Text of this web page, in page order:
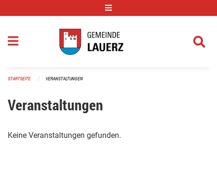
STARTSEITE VERANSTALTUNGEN
Veranstaltungen
Keine Veranstaltungen gefunden.